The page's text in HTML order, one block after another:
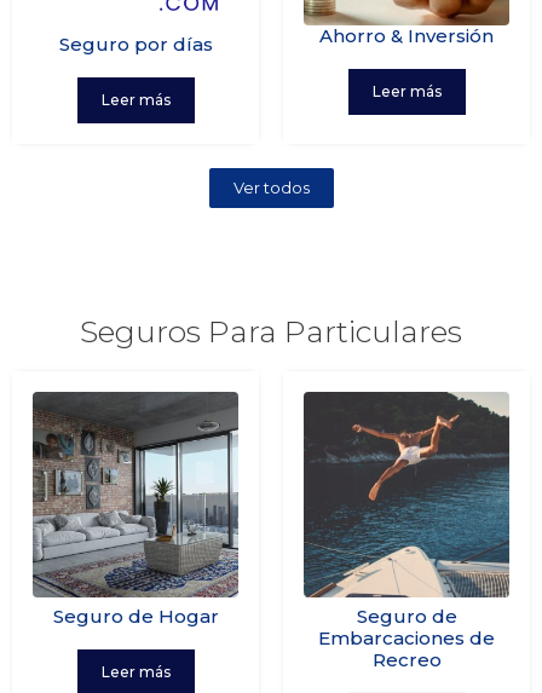
Seguro por días
Leer más
Ahorro & Inversión
Leer más
Ver todos
Seguros Para Particulares
Seguro de Hogar
Leer más
Seguro de
Embarcaciones de
Recreo